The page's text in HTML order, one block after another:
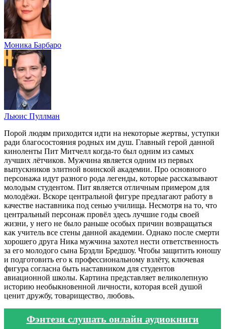
Моника Барбаро
Льюис Пуллман
Порой людям приходится идти на некоторые жертвы, уступки
ради благосостояния родных им душ. Главный герой данной
киноленты Пит Митчелл когда-то был одним из самых
лучших лётчиков. Мужчина является одним из первых
выпускников элитной воинской академии. Про основного
персонажа идут разного рода легенды, которые рассказывают
молодым студентом. Пит является отличным примером для
молодёжи. Вскоре центральной фигуре предлагают работу в
качестве наставника под сенью училища. Несмотря на то, что
центральный персонаж провёл здесь лучшие годы своей
жизни, у него не было раньше особых причин возвращаться
как учитель все стены данной академии. Однако после смерти
хорошего друга Ника мужчина захотел нести ответственность
за его молодого сына Брэдли Бредшоу. Чтобы защитить юношу
и подготовить его к профессиональному взлёту, ключевая
фигура согласна быть наставником для студентов
авиационной школы. Картина представляет великолепную
историю необыкновенной личности, которая всей душой
ценит дружбу, товарищество, любовь.
Фэнтези слушать онлайн аудиокниги